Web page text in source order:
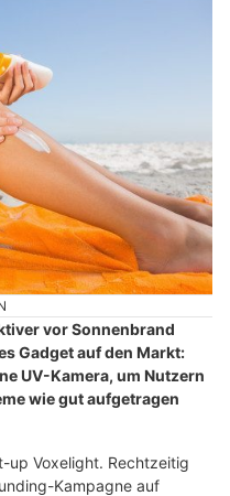
vor Sonnenbrand
Gadget auf den Markt:
UV-Kamera, um Nutzern
wie gut aufgetragen
up Voxelight. Rechtzeitig
Kampagne auf